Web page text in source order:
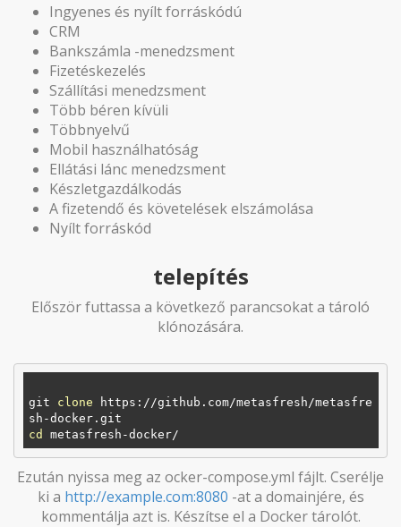
Ingyenes és nyílt forráskódú
CRM
Bankszámla -menedzsment
Fizetéskezelés
Szállítási menedzsment
Több béren kívüli
Többnyelvű
Mobil használhatóság
Ellátási lánc menedzsment
Készletgazdálkodás
A fizetendő és követelések elszámolása
Nyílt forráskód
telepítés
Először futtassa a következő parancsokat a tároló
klónozására.
git clone https://github.com/metasfresh/metasfre
cd
Ezután nyissa meg az ocker-compose.yml fájlt. Cserélje
ki a http://example.com:8080 -at a domainjére, és
kommentálja azt is. Készítse el a Docker tárolót.